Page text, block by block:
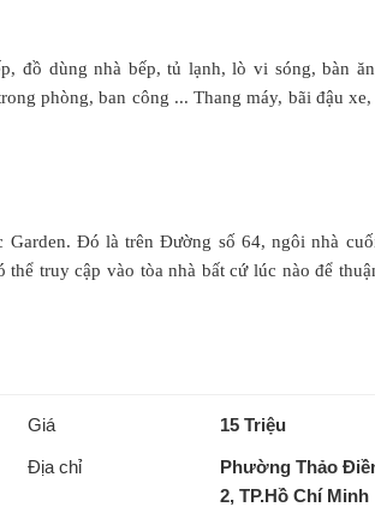
đồ dùng nhà bếp, tủ lạnh, lò vi sóng, bàn
phòng, ban công ... Thang máy, bãi đậu
Đó là trên Đường số 64, ngôi nhà
truy cập vào tòa nhà bất cứ lúc nào để
Giá 15 Triệu
Địa chỉ
Phường Thảo
2, TP.Hồ Chí Minh